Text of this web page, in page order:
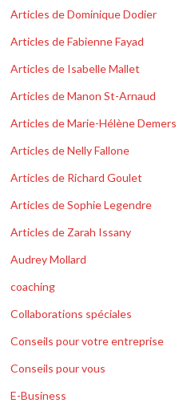
Articles de Dominique Dodier
Articles de Fabienne Fayad
Articles de Isabelle Mallet
Articles de Manon St-Arnaud
Articles de Marie-Hélène Demers
Articles de Nelly Fallone
Articles de Richard Goulet
Articles de Sophie Legendre
Articles de Zarah Issany
Audrey Mollard
coaching
Collaborations spéciales
Conseils pour votre entreprise
Conseils pour vous
E-Business